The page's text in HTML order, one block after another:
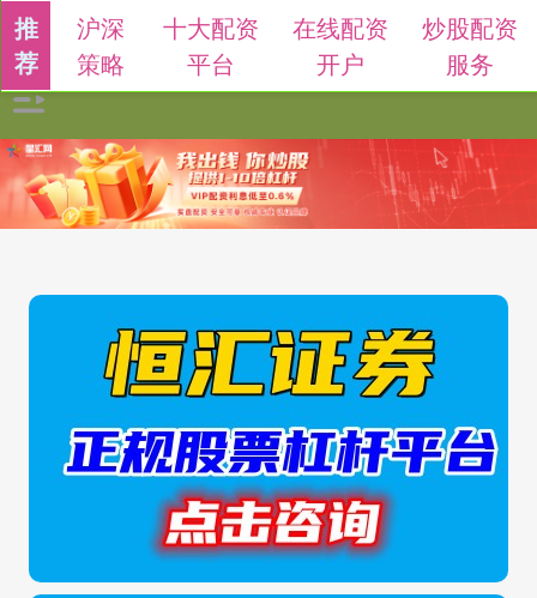
推
荐
沪深
策略
十大配资
平台
在线配资
开户
炒股配资
服务